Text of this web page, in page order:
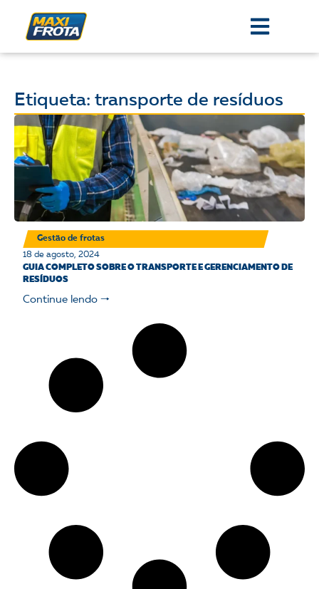
Etiqueta: transporte de resíduos
Gestão de frotas
18 de agosto, 2024
GUIA COMPLETO SOBRE O TRANSPORTE E GERENCIAMENTO DE
RESÍDUOS
Continue lendo 🠒